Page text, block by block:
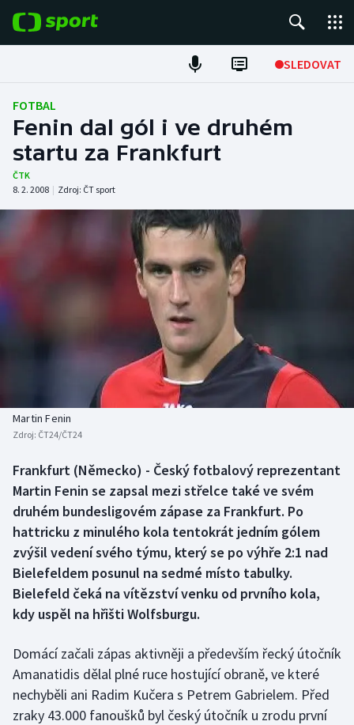
SLEDOVAT
Fotbal
Hokej
Tenis
Atletika
Americký fotbal
Baseball a softbal
Biatlon
Boby a skeleton
Box
Curling
Dostihy
Futsal
Golf
NEPŘEHLÉDNĚTE
Historické návraty
Aplikace ČT sport
AZ kvíz
FOTBAL
Fenin dal gól i ve druhém
startu za Frankfurt
ČTK
8. 2. 2008 | Zdroj: ČT sport
Martin Fenin
Zdroj: ČT24/ČT24
Frankfurt (Německo) - Český fotbalový reprezentant
Martin Fenin se zapsal mezi střelce také ve svém
druhém bundesligovém zápase za Frankfurt. Po
hattricku z minulého kola tentokrát jedním gólem
zvýšil vedení svého týmu, který se po výhře 2:1 nad
Bielefeldem posunul na sedmé místo tabulky.
Bielefeld čeká na vítězství venku od prvního kola,
kdy uspěl na hřišti Wolfsburgu.
Domácí začali zápas aktivněji a především řecký útočník
Amanatidis dělal plné ruce hostující obraně, ve které
nechyběli ani Radim Kučera s Petrem Gabrielem. Před
zraky 43.000 fanoušků byl český útočník u zrodu první